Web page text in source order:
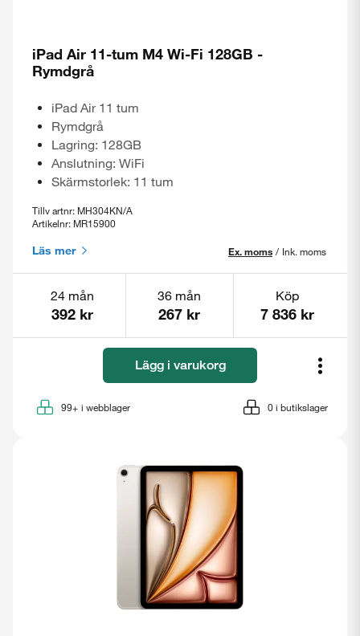
iPad Air 11-tum M4 Wi-Fi 128GB -
Rymdgrå
iPad Air 11 tum
Rymdgrå
Lagring: 128GB
Anslutning: WiFi
Skärmstorlek: 11 tum
Tillv artnr: MH304KN/A
Artikelnr: MR15900
Läs mer Ex. moms / Ink. moms
24 mån
392 kr
36 mån
267 kr
Köp
7 836 kr
Lägg i varukorg
99+ i webblager 0 i butikslager